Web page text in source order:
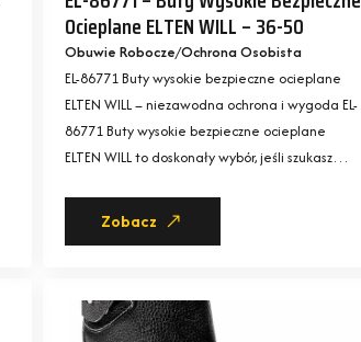
Ocieplane ELTEN WILL – 36-50
Obuwie Robocze Ochrona Osobista
EL-86771 Buty wysokie bezpieczne ocieplane
ELTEN WILL – niezawodna ochrona i wygoda EL-
86771 Buty wysokie bezpieczne ocieplane
ELTEN WILL to doskonały wybór, jeśli szukasz…
Zobacz